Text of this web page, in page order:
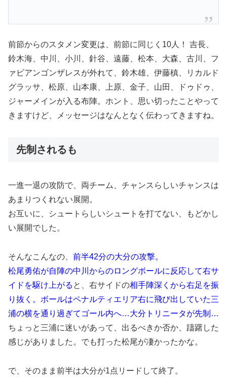
前節からのスタメン変更は、前節に同じく10人！ 吉長、
鈴木海、中川、小川、針谷、遠藤、松本、大森、古川、フ
ァビアンゴンザレスが外れて、鈴木雄、伊藤槙、リカルド
グラッサ、松原、山本康、上原、金子、山田、ドゥドゥ、
ジャーメインが入る布陣。ホント、思い切ったことやって
きますけど、メッセージはなんとなく伝わってきますね。
先制されるも
一進一退の攻防で、両チーム、チャンスらしいチャンスは
あまりつくれない展開。
お互いに、シュートらしいシュートを打てない、もどかし
い展開でした。
そんなこんなの、 前半42分の大分の攻撃。
松尾勇佑が自陣の中川からのロングボールに反応して右サ
イドを駆け上がる と、右サイドの相手陣深くから右足を振
り抜く。ボールはペナルティエリア右に飛び出していた三
浦の横を通り過ぎてゴール内へ…大分トリニータが先制…
ちょっと三浦に迷いがあって、出るべきか否か、躊躇した
感じがありました。でも打った松尾が凄かったかな。
で、そのまま前半は大分が1点リードして終了。